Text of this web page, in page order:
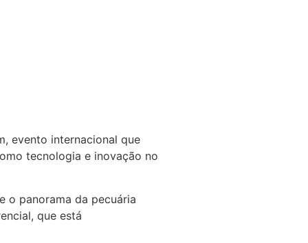
evento internacional que
tecnologia e inovação no
o panorama da pecuária
que está